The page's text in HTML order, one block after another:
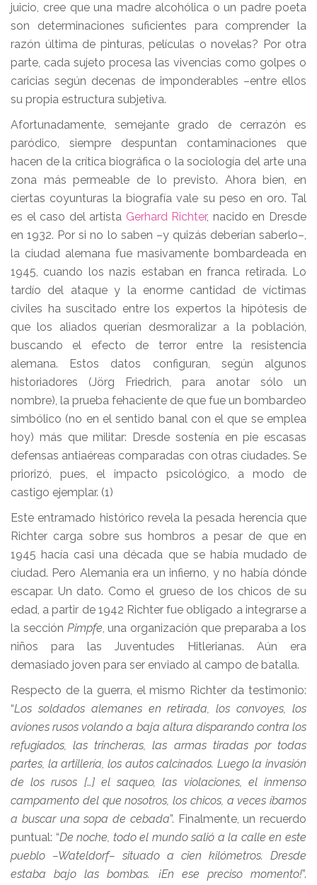
juicio, cree que una madre alcohólica o un padre poeta
son determinaciones suficientes para comprender la
razón última de pinturas, películas o novelas? Por otra
parte, cada sujeto procesa las vivencias como golpes o
caricias según decenas de imponderables –entre ellos
su propia estructura subjetiva.
Afortunadamente, semejante grado de cerrazón es
paródico, siempre despuntan contaminaciones que
hacen de la crítica biográfica o la sociología del arte una
zona más permeable de lo previsto. Ahora bien, en
ciertas coyunturas la biografía vale su peso en oro. Tal
es el caso del artista Gerhard Richter, nacido en Dresde
en 1932. Por si no lo saben –y quizás deberían saberlo–,
la ciudad alemana fue masivamente bombardeada en
1945, cuando los nazis estaban en franca retirada. Lo
tardío del ataque y la enorme cantidad de víctimas
civiles ha suscitado entre los expertos la hipótesis de
que los aliados querían desmoralizar a la población,
buscando el efecto de terror entre la resistencia
alemana. Estos datos configuran, según algunos
historiadores (Jörg Friedrich, para anotar sólo un
nombre), la prueba fehaciente de que fue un bombardeo
simbólico (no en el sentido banal con el que se emplea
hoy) más que militar: Dresde sostenía en pie escasas
defensas antiaéreas comparadas con otras ciudades. Se
priorizó, pues, el impacto psicológico, a modo de
castigo ejemplar. (1)
Este entramado histórico revela la pesada herencia que
Richter carga sobre sus hombros a pesar de que en
1945 hacía casi una década que se había mudado de
ciudad. Pero Alemania era un infierno, y no había dónde
escapar. Un dato. Como el grueso de los chicos de su
edad, a partir de 1942 Richter fue obligado a integrarse a
la sección Pimpfe, una organización que preparaba a los
niños para las Juventudes Hitlerianas. Aún era
demasiado joven para ser enviado al campo de batalla.
Respecto de la guerra, el mismo Richter da testimonio:
“Los soldados alemanes en retirada, los convoyes, los
aviones rusos volando a baja altura disparando contra los
refugiados, las trincheras, las armas tiradas por todas
partes, la artillería, los autos calcinados. Luego la invasión
de los rusos […] el saqueo, las violaciones, el inmenso
campamento del que nosotros, los chicos, a veces íbamos
a buscar una sopa de cebada”. Finalmente, un recuerdo
puntual: “De noche, todo el mundo salió a la calle en este
pueblo –Wateldorf– situado a cien kilómetros. Dresde
estaba bajo las bombas. ¡En ese preciso momento!”.